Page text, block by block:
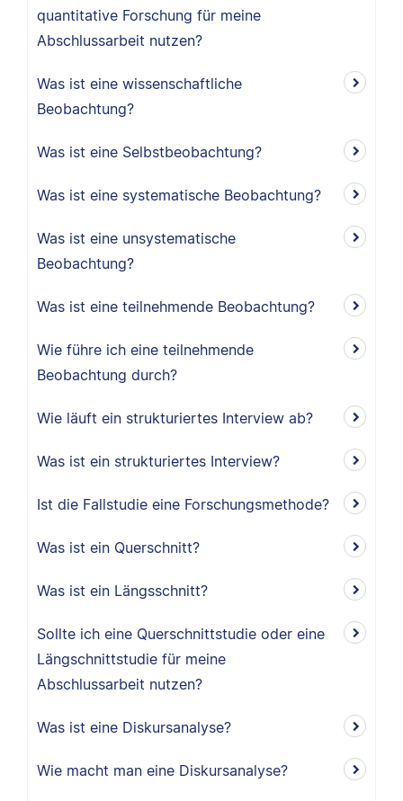
quantitative Forschung für meine
Abschlussarbeit nutzen?
Was ist eine wissenschaftliche
Beobachtung?
Was ist eine Selbstbeobachtung?
Was ist eine systematische Beobachtung?
Was ist eine unsystematische
Beobachtung?
Was ist eine teilnehmende Beobachtung?
Wie führe ich eine teilnehmende
Beobachtung durch?
Wie läuft ein strukturiertes Interview ab?
Was ist ein strukturiertes Interview?
Ist die Fallstudie eine Forschungsmethode?
Was ist ein Querschnitt?
Was ist ein Längsschnitt?
Sollte ich eine Querschnittstudie oder eine
Längschnittstudie für meine
Abschlussarbeit nutzen?
Was ist eine Diskursanalyse?
Wie macht man eine Diskursanalyse?